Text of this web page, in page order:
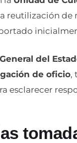
reutilización de
del
de oficio,
esclarecer